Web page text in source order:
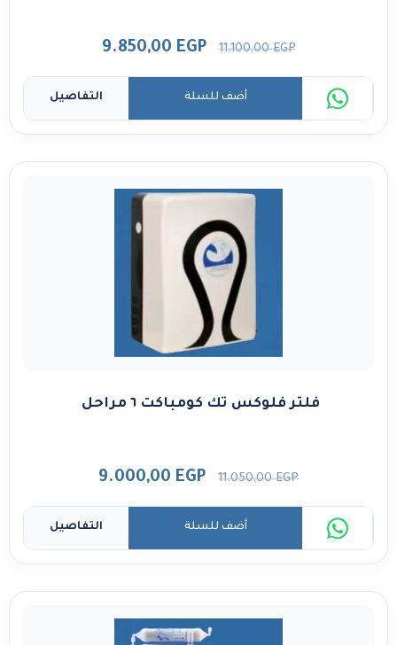
11.100,00EGP
9.850,00 EGP
التفاصيل أضف للسلة
فلتر فلوكس تك كومباكت ٦ مراحل
11.050,00EGP
9.000,00 EGP
التفاصيل أضف للسلة